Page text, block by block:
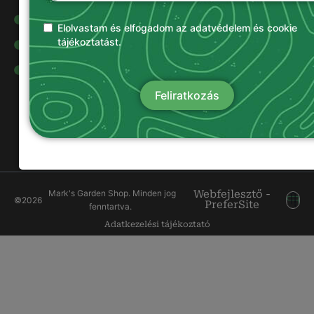
kenőanyagok
Damilok
Munkavédelmi
ruházat
©2026
Mark's Garden Shop. Minden jog
fenntartva.
Webfejlesztő -
PreferSite
Adatkezelési tájékoztató
Elolvastam és elfogadom az adatvédelem és cookie
tájékoztatást.
Feliratkozás